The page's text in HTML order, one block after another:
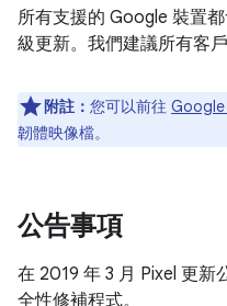
所有支援的 Google 裝置
級更新。我們建議所有客
附註： 您可以前往
韌體映像檔。
公告事項
在 2019 年 3 月 Pixel 更新
全性修補程式。